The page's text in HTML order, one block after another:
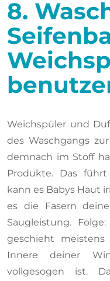
8.
Weichspüler und
des Waschgangs
demnach im Stoff
Produkte. Das
kann es Babys Haut
es die Fasern
Saugleistung.
geschieht
Innere deiner
vollgesogen ist.